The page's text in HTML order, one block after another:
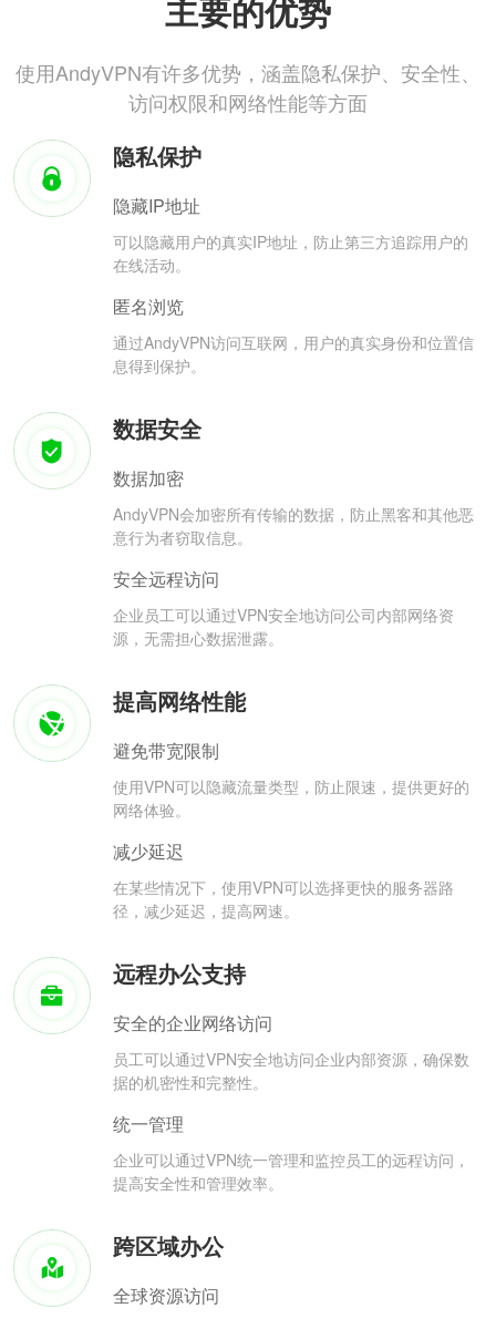
主要的优势
使用AndyVPN有许多优势，涵盖隐私保护、安全性、
访问权限和网络性能等方面
隐私保护
隐藏IP地址
可以隐藏用户的真实IP地址，防止第三方追踪用户的
在线活动。
匿名浏览
通过AndyVPN访问互联网，用户的真实身份和位置信
息得到保护。
数据安全
数据加密
AndyVPN会加密所有传输的数据，防止黑客和其他恶
意行为者窃取信息。
安全远程访问
企业员工可以通过VPN安全地访问公司内部网络资
源，无需担心数据泄露。
提高网络性能
避免带宽限制
使用VPN可以隐藏流量类型，防止限速，提供更好的
网络体验。
减少延迟
在某些情况下，使用VPN可以选择更快的服务器路
径，减少延迟，提高网速。
远程办公支持
安全的企业网络访问
员工可以通过VPN安全地访问企业内部资源，确保数
据的机密性和完整性。
统一管理
企业可以通过VPN统一管理和监控员工的远程访问，
提高安全性和管理效率。
跨区域办公
全球资源访问